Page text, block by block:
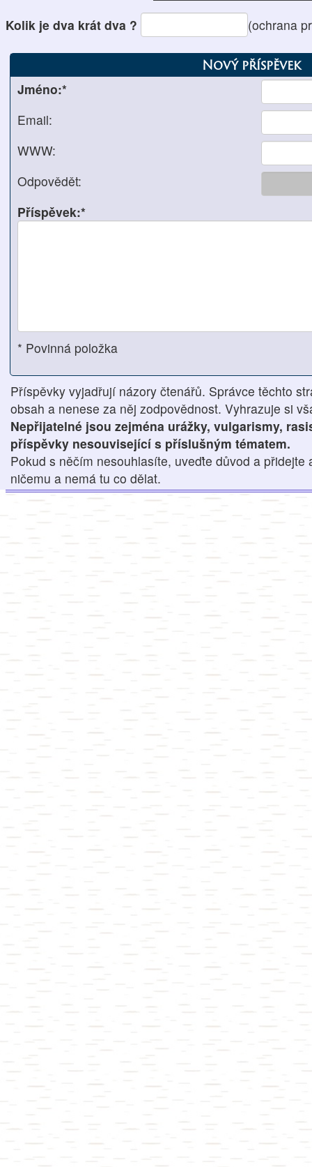
Kolik je dva krát dva ? (ochrana
Nový příspěvek
Jméno:*
Email:
WWW:
Odpovědět:
Příspěvek:*
* Povinná položka
Příspěvky vyjadřují názory čtenářů. Správce těchto
obsah a nenese za něj zodpovědnost. Vyhrazuje si
Nepřijatelné jsou zejména urážky, vulgarismy,
příspěvky nesouvisející s příslušným tématem.
Pokud s něčím nesouhlasíte, uveďte důvod a přidejte
ničemu a nemá tu co dělat.